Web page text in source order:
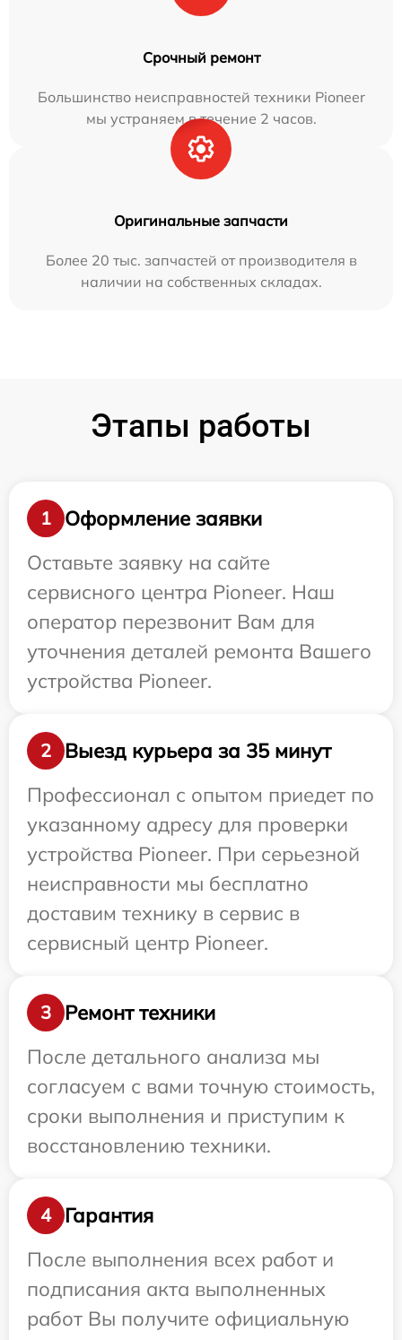
Срочный ремонт
Большинство неисправностей техники Pioneer
мы устраняем в течение 2 часов.
Оригинальные запчасти
Более 20 тыс. запчастей от производителя в
наличии на собственных складах.
Этапы работы
1
Оформление заявки
Оставьте заявку на сайте
сервисного центра Pioneer. Наш
оператор перезвонит Вам для
уточнения деталей ремонта Вашего
устройства Pioneer.
2
Выезд курьера за 35 минут
Профессионал с опытом приедет по
указанному адресу для проверки
устройства Pioneer. При серьезной
неисправности мы бесплатно
доставим технику в сервис в
сервисный центр Pioneer.
3
Ремонт техники
После детального анализа мы
согласуем с вами точную стоимость,
сроки выполнения и приступим к
восстановлению техники.
4
Гарантия
После выполнения всех работ и
подписания акта выполненных
работ Вы получите официальную